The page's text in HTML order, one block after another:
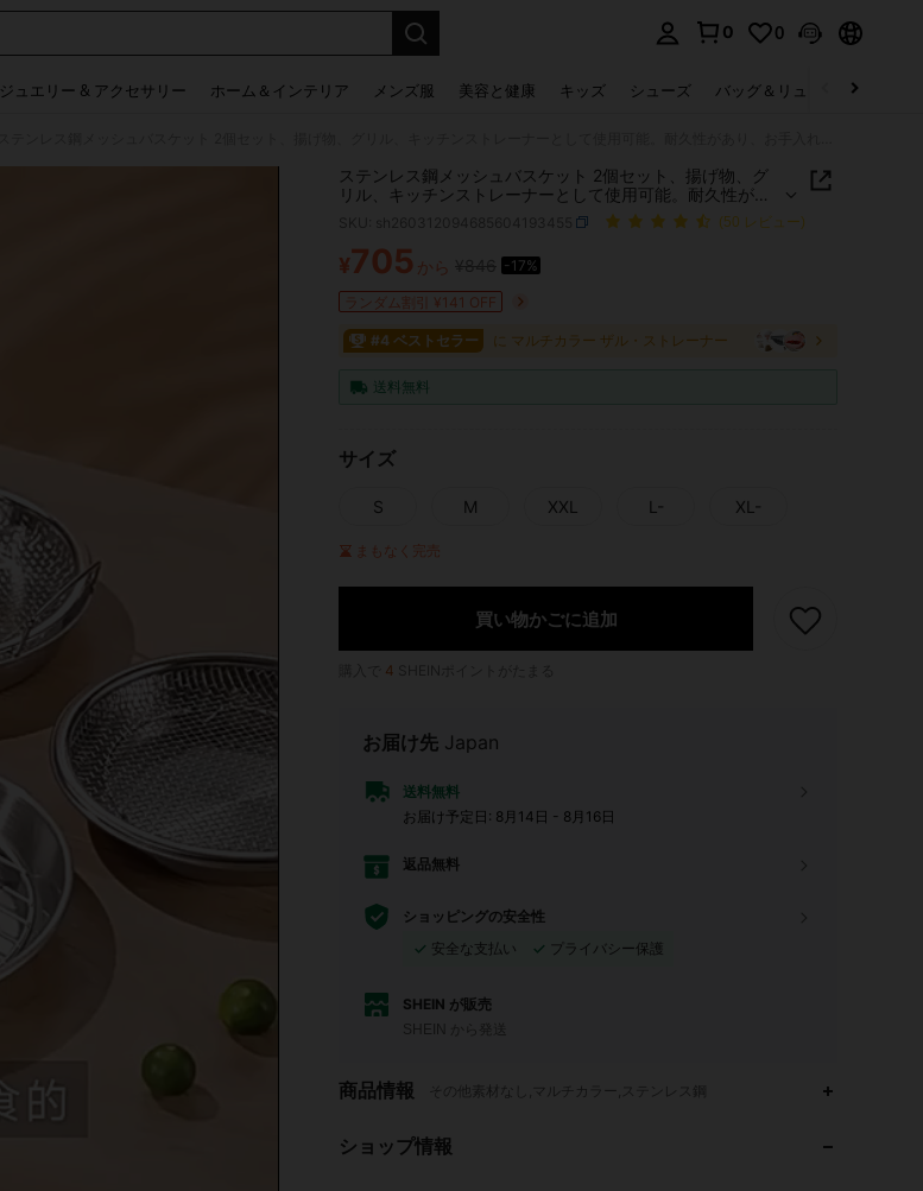
0 0
ジュエリー & アクセサリー ホーム＆インテリア メンズ服 美容と健康 キッズ シューズ バッグ＆リュック
ステンレス鋼メッシュバスケット 2個セット、揚げ物、グ
リル、キッチンストレーナーとして使用可能。耐久性があ
り、お手入れが簡単。キャンプやバーベキューにも最適(50 レビュー)
PRICE AND AVAILABILITY
¥705 から -17%
ランダム割引 ¥141 OFF
#4 ベストセラー に マルチカラー ザル・ストレーナー
送料無料
サイズ
S M XXL L- XL-
まもなく完売
買い物かごに追加
4
お届け先 Japan
送料無料
お届け予定日: 8月14日 - 8月16日
返品無料
ショッピングの安全性
安全な支払い
プライバシー保護
SHEIN が販売
SHEIN から発送
商品情報 その他素材なし,マルチカラー,ステンレス鋼
ショップ情報
4.83